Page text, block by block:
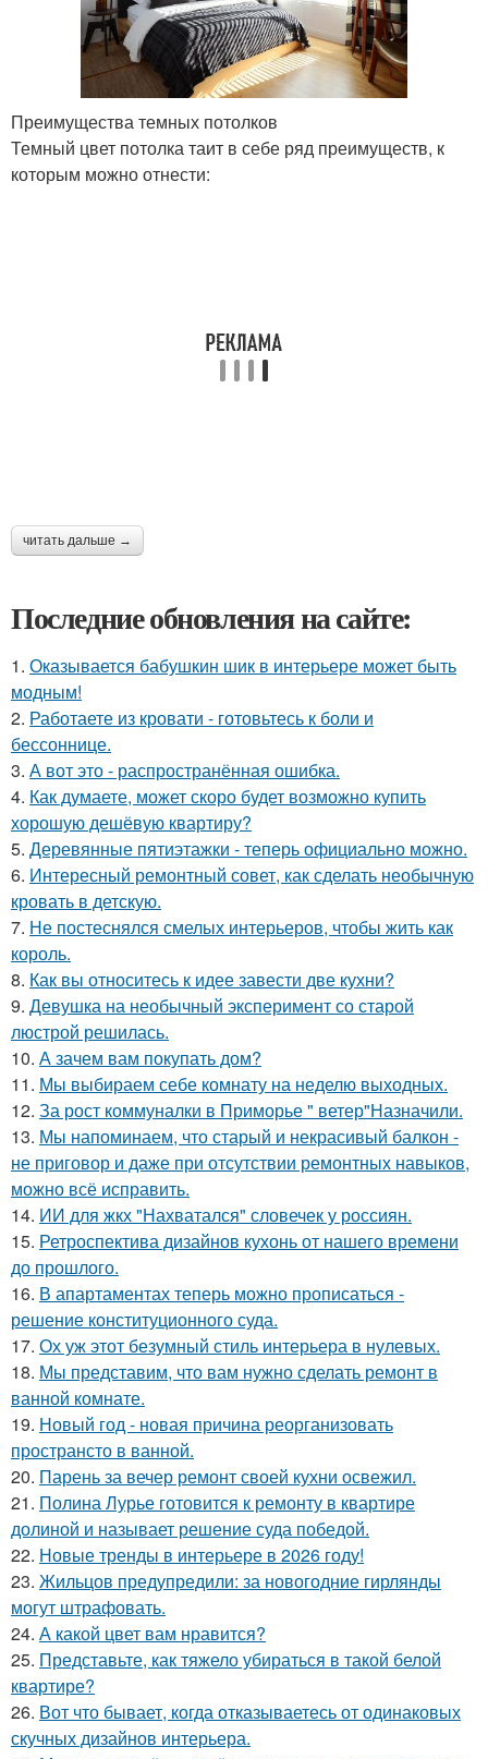
Преимущества темных потолков
Темный цвет потолка таит в себе ряд преимуществ, к
которым можно отнести:
читать дальше →
Последние обновления на сайте:
1. Оказывается бабушкин шик в интерьере может быть
модным!
2. Работаете из кровати - готовьтесь к боли и
бессоннице.
3. А вот это - распространённая ошибка.
4. Как думаете, может скоро будет возможно купить
хорошую дешёвую квартиру?
5. Деревянные пятиэтажки - теперь официально можно.
6. Интересный ремонтный совет, как сделать необычную
кровать в детскую.
7. Не постеснялся смелых интерьеров, чтобы жить как
король.
8. Как вы относитесь к идее завести две кухни?
9. Девушка на необычный эксперимент со старой
люстрой решилась.
10. А зачем вам покупать дом?
11. Мы выбираем себе комнату на неделю выходных.
12. За рост коммуналки в Приморье " ветер"Назначили.
13. Мы напоминаем, что старый и некрасивый балкон -
не приговор и даже при отсутствии ремонтных навыков,
можно всё исправить.
14. ИИ для жкх "Нахватался" словечек у россиян.
15. Ретроспектива дизайнов кухонь от нашего времени
до прошлого.
16. В апартаментах теперь можно прописаться -
решение конституционного суда.
17. Ох уж этот безумный стиль интерьера в нулевых.
18. Мы представим, что вам нужно сделать ремонт в
ванной комнате.
19. Новый год - новая причина реорганизовать
пространсто в ванной.
20. Парень за вечер ремонт своей кухни освежил.
21. Полина Лурье готовится к ремонту в квартире
долиной и называет решение суда победой.
22. Новые тренды в интерьере в 2026 году!
23. Жильцов предупредили: за новогодние гирлянды
могут штрафовать.
24. А какой цвет вам нравится?
25. Представьте, как тяжело убираться в такой белой
квартире?
26. Вот что бывает, когда отказываетесь от одинаковых
скучных дизайнов интерьера.